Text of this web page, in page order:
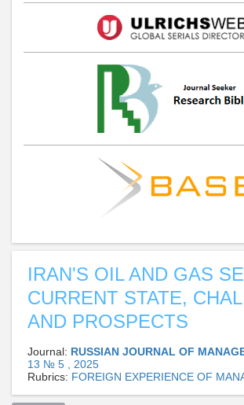
IRAN'S OIL AND GAS
CURRENT STATE,
AND PROSPECTS
Journal: RUSSIAN JOURNAL OF
13 № 5 , 2025
Rubrics: FOREIGN EXPERIENCE OF